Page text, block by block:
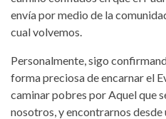
envía por medio de la
cual volvemos.
Personalmente, sigo
forma preciosa de encarnar el
caminar pobres por Aquel que
nosotros, y encontrarnos